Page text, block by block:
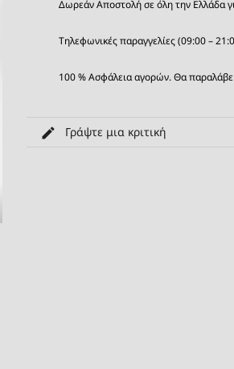
Δωρεάν Αποστολή σε όλη την Ελλάδα
Τηλεφωνικές παραγγελίες (09:00 –
100 % Ασφάλεια αγορών. Θα
Γράψτε μια κριτική